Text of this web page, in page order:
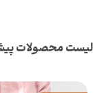
لیست محصولات